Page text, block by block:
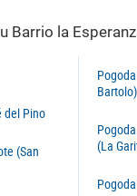
Barrio la
del Pino
(San
Bartolo)
(La